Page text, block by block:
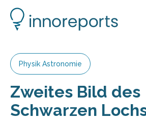
Physik Astronomie
Zweites Bild des
Schwarzen